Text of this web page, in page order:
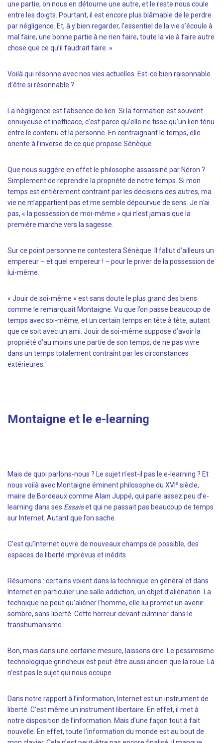
une partie, on nous en détourne une autre, et le reste nous coule
entre les doigts. Pourtant, il est encore plus blâmable de le perdre
par négligence. Et, à y bien regarder, l’essentiel de la vie s’écoule à
mal faire, une bonne partie à ne rien faire, toute la vie à faire autre
chose que ce qu’il faudrait faire. »
Voilà qui résonne avec nos vies actuelles. Est-ce bien raisonnable
d’être si résonnable ?
La négligence est l’absence de lien. Si la formation est souvent
ennuyeuse et inefficace, c’est parce qu’elle ne tisse qu’un lien ténu
entre le contenu et la personne. En contraignant le temps, elle
oriente à l’inverse de ce que propose Sénèque.
Que nous suggère en effet le philosophe assassiné par Néron ?
Simplement de reprendre la propriété de notre temps. Si mon
temps est entièrement contraint par les décisions des autres, ma
vie ne m’appartient pas et me semble dépourvue de sens. Je n’ai
pas, « la possession de moi-même » qui n’est jamais que la
première marche vers la sagesse.
Sur ce point personne ne contestera Sénèque. Il fallut d’ailleurs un
empereur – et quel empereur ! – pour le priver de la possession de
lui-même.
« Jouir de soi-même » est sans doute le plus grand des biens
comme le remarquait Montaigne. Vu que l’on passe beaucoup de
temps avec soi-même, et un certain temps en tête à tête, autant
que ce soit avec un ami. Jouir de soi-même suppose d’avoir la
propriété d’au moins une partie de son temps, de ne pas vivre
dans un temps totalement contraint par les circonstances
extérieures.
Montaigne et le e-learning
Mais de quoi parlons-nous ? Le sujet n’est-il pas le e-learning ? Et
nous voilà avec Montaigne éminent philosophe du XVI e siècle,
maire de Bordeaux comme Alain Juppé, qui parle assez peu d’e-
learning dans ses Essaiset qui ne passait pas beaucoup de temps
sur Internet. Autant que l’on sache.
C’est qu’Internet ouvre de nouveaux champs de possible, des
espaces de liberté imprévus et inédits.
Résumons : certains voient dans la technique en général et dans
Internet en particulier une salle addiction, un objet d’aliénation. La
technique ne peut qu’aliéner l’homme, elle lui promet un avenir
sombre, sans liberté. Cette horreur devant culminer dans le
transhumanisme.
Bon, mais dans une certaine mesure, laissons dire. Le pessimisme
technologique grincheux est peut-être aussi ancien que la roue. Là
n’est pas le sujet qui nous occupe.
Dans notre rapport à l’information, Internet est un instrument de
liberté. C’est même un instrument libertaire. En effet, il met à
notre disposition de l’information. Mais d’une façon tout à fait
nouvelle. En effet, toute l’information du monde est au bout de